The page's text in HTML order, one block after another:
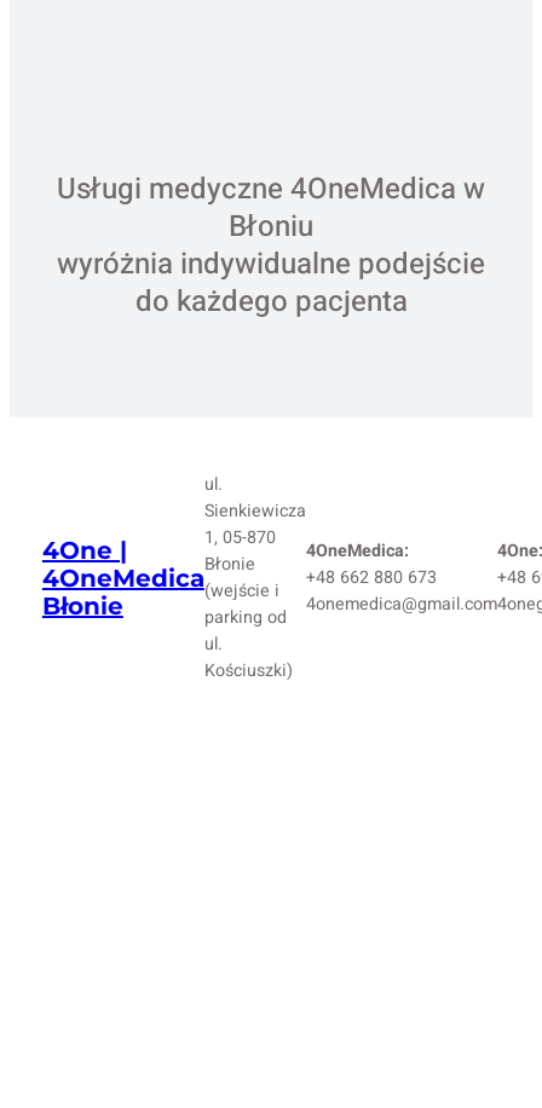
Usługi medyczne 4OneMedica w
Błoniu
wyróżnia indywidualne podejście
do każdego pacjenta
4One |
4OneMedica
Błonie
ul.
Sienkiewicza
1, 05-870
Błonie
(wejście i
parking od
ul.
Kościuszki)
4OneMedica:
+48 662 880 673
4onemedica@gmail.com
4One:
+48